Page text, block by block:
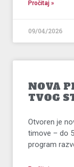
Pročitaj »
09/04/2026
NOVA
TVOG
Otvoren je
timove – do
program